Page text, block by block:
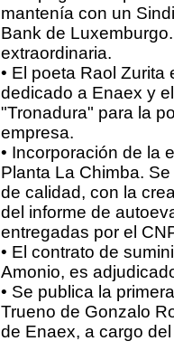
mantenía con un
Bank de
extraordinaria.
• El poeta Raol
dedicado a Enaex y
"Tronadura" para la
empresa.
• Incorporación de la
Planta La Chimba.
de calidad, con la
del informe de
entregadas por el
• El contrato de
Amonio, es
• Se publica la
Trueno de Gonzalo
de Enaex, a cargo